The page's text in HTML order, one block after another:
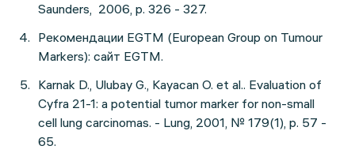
Saunders, 2006, p. 326 - 327.
Рекомендации EGTM (European Group on Tumour
Markers): сайт EGTM.
Karnak D., Ulubay G., Kayacan O. et al.. Evaluation of
Cyfra 21-1: a potential tumor marker for non-small
cell lung carcinomas. - Lung, 2001, № 179(1), p. 57 -
65.